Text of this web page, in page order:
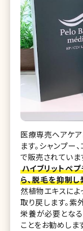
医療専売ヘアケ
ます。シャンプー
で販売されていま
ハイブリットペ
ら、脱毛を抑制
然植物エキスに
取り戻します。
栄養が必要とな
ことをお勧めしま